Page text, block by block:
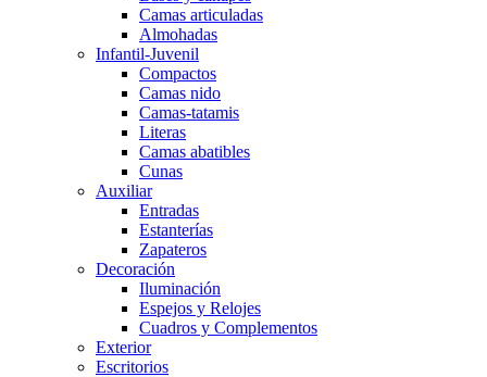
Camas articuladas
Almohadas
Infantil-Juvenil
Compactos
Camas nido
Camas-tatamis
Literas
Camas abatibles
Cunas
Auxiliar
Entradas
Estanterías
Zapateros
Decoración
Iluminación
Espejos y Relojes
Cuadros y Complementos
Exterior
Escritorios